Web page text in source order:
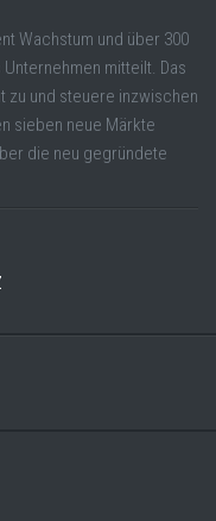
Wachstum und über 300
mitteilt. Das
zu und steuere inzwischen
sieben neue Märkte
die neu gegründete